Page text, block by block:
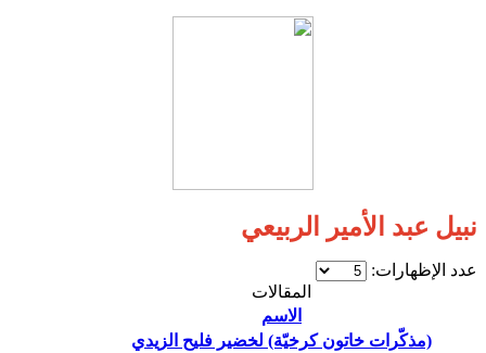
نبيل عبد الأمير الربيعي
عدد الإظهارات:
المقالات
الاسم
(مذكّرات خاتون كرخيّة) لخضير فليح الزيدي